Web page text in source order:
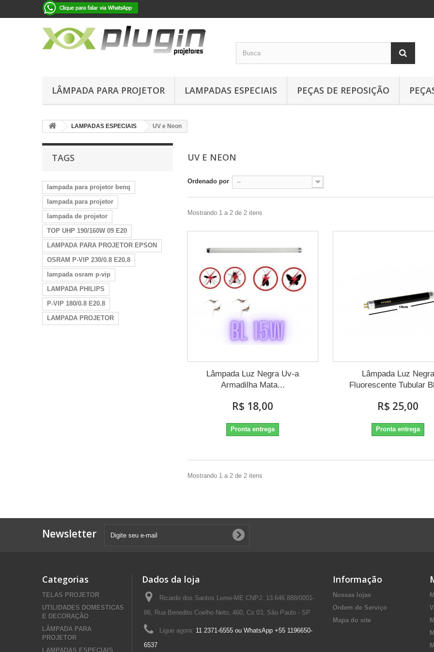
LÂMPADA PARA PROJETOR LAMPADAS ESPECIAIS PEÇAS DE REPOSIÇÃO
LAMPADAS ESPECIAIS UV e Neon
TAGS
lampada para projetor benq
lampada para projetor
lampada de projetor
TOP UHP 190/160W 09 E20
LAMPADA PARA PROJETOR EPSON
OSRAM P-VIP 230/0.8 E20.8
lampada osram p-vip
LAMPADA PHILIPS
P-VIP 180/0.8 E20.8
LAMPADA PROJETOR
UV E NEON
Ordenado por --
Mostrando 1 a 2 de 2 itens
Lâmpada Luz Negra Uv-a
Armadilha Mata...
R$ 18,00
Pronta entrega
Lâmpada Luz Negra
Fluorescente Tubular
R$ 25,00
Pronta entrega
Mostrando 1 a 2 de 2 itens
Newsletter
Categorias
TELAS PROJETOR
UTILIDADES DOMESTICAS
E DECORAÇÃO
LÂMPADA PARA
PROJETOR
LAMPADAS ESPECIAIS
Dados da loja
Ricardo dos Santos Leme-ME CNPJ: 13.646.888/0001-
86, Rua Benedito Coelho Neto, 460, Cs 03, São Paulo - SP
Ligue agora: 11 2371-6555 ou WhatsApp +55 1196650-
6537
Informação
Nossas lojas
Ordem de Serviço
Mapa do site